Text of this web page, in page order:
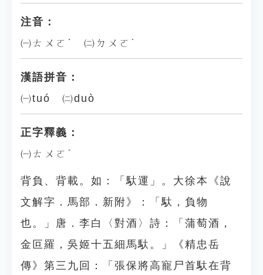
注音：
㈠ㄊㄨㄛˊ ㈡ㄉㄨㄛˋ
漢語拼音：
㈠tuó ㈡duò
正字釋義：
㈠ㄊㄨㄛˊ
背負、背載。如：「馱運」。大徐本《說
文解字．馬部．新附》：「馱，負物
也。」唐．李白〈對酒〉詩：「蒲萄酒，
金叵羅，吳姬十五細馬馱。」《精忠岳
傳》第三九回：「張保將高寵尸首馱在背